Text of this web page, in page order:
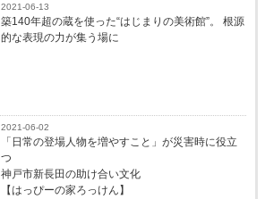
2021-06-13
築140年超の蔵を使った“はじまりの美術館”。 根源
的な表現の力が集う場に
2021-06-02
「日常の登場人物を増やすこと」が災害時に役立
つ
神戸市新長田の助け合い文化
【はっぴーの家ろっけん】